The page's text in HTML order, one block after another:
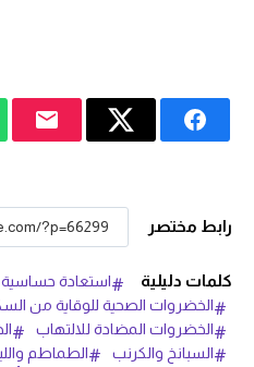
رابط مختصر
كلمات دليلية استعادة حساسية
الخضروات الصحية للوقاية من
الخضروات المضادة للالتهاب
السبانخ والكرنب
الطماطم